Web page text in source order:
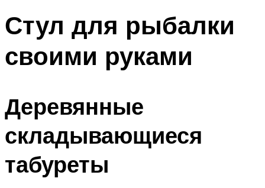
Стул для рыбалки
своими руками
Деревянные
складывающиеся
табуреты